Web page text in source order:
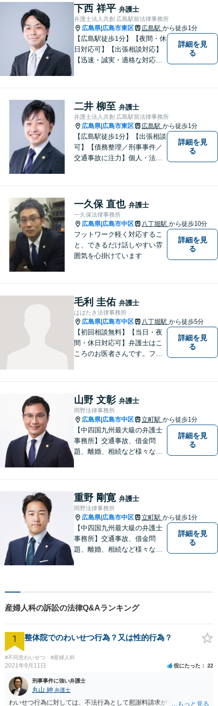
ている方は、すぐに弁護士に
ご相談ください。【JR海田市
駅から徒歩9分】
下西 祥平 弁護士
弁護士法人共創 広島駅前法律事務所
広島県| 広島市東区 広島駅 から徒歩1分
【広島駅徒歩1分】【夜間・休
日対応可】【出張相談対応】
【迅速・誠実・適格な対応】
重視しています。また、弊事
務所は迅速な対応・回答を最
優先にしています。
詳細を見
る
二井 柳至 弁護士
弁護士法人共創 広島駅前法律事務所
広島県| 広島市東区 広島駅 から徒歩1分
【広島駅徒歩1分】【出張相談
可】【債務整理／刑事事件／
交通事故に注力】個人・法人
の「平和」が実現できるよ
う、依頼者一人ひとりに寄り
添い、解決へ導きます。
詳細を見
る
一久保 直也 弁護士
一久保法律事務所
広島県| 広島市中区 八丁堀駅 から徒歩10分
フットワーク軽く対応するこ
と、できるだけ話しやすい雰
囲気を心掛けています
詳細を見
る
毛利 圭佑 弁護士
はばたき法律事務所
広島県| 広島市中区 八丁堀駅 から徒歩5分
【初回相談無料】【当日・夜
間・休日対応可】弁護士はこ
ころのお医者さんです。フッ
詳細を見
る
山野 文彰 弁護士
岡野法律事務所
広島県| 広島市中区 立町駅 から徒歩1分
【中四国九州最大級の弁護士
事務所】交通事故、借金問
題、離婚、相続など様々な問
い！
詳細を見
る
重野 剛寛 弁護士
岡野法律事務所
広島県| 広島市中区 立町駅 から徒歩1分
【中四国九州最大級の弁護士
事務所】交通事故、借金問
題、離婚、相続など様々な問
い！
詳細を見
る
産婦人科の訴訟の法律Q&Aランキング
1 整体院でのわいせつ行為？又は性的行為？
#不同意わいせつ #産婦人科
2021年9月11日 役にたった 22
刑事事件に強い弁護士
丸山 紳 弁護士
わいせつ行為に対しては、不法行為として慰謝料請求ができます。